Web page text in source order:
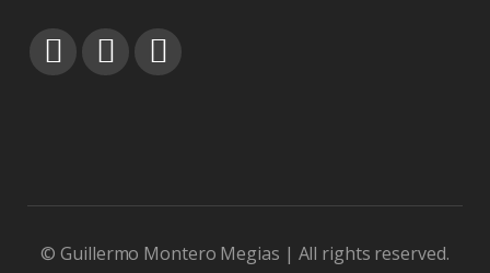
© Guillermo Montero Megias | All rights reserved.